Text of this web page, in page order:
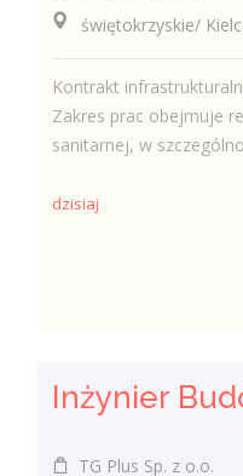
świętokrzyskie/
Kontrakt
Zakres prac obejmuje
sanitarnej, w
dzisiaj
Inżynier
TG Plus Sp. z o.o.